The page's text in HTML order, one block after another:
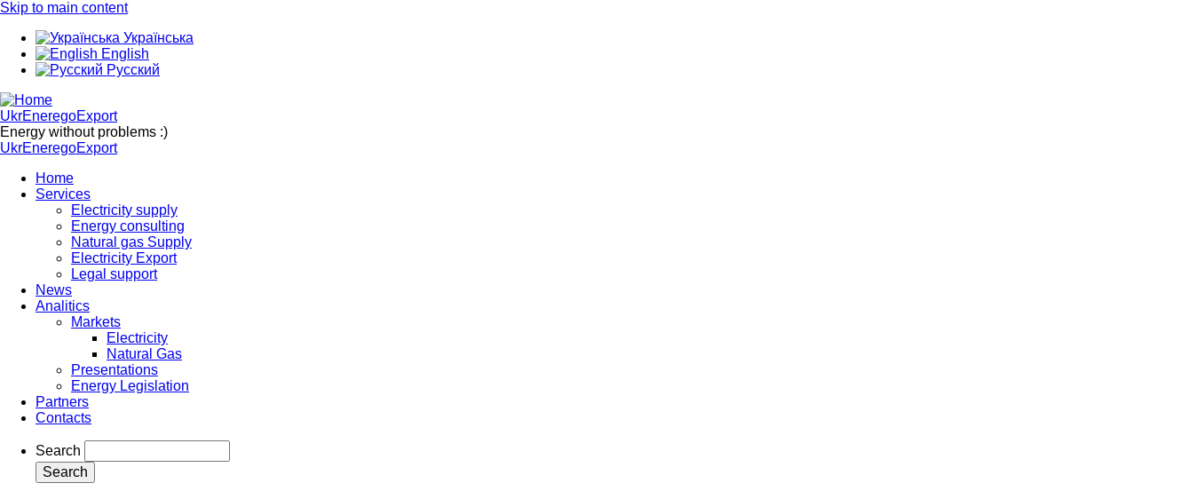
Skip to main content
Українська
English
Русский
UkrEneregoExport
Energy without problems :)
UkrEneregoExport
Home
Services
Electricity supply
Energy consulting
Natural gas Supply
Electricity Export
Legal support
News
Analitics
Markets
Electricity
Natural Gas
Presentations
Energy Legislation
Partners
Contacts
Search